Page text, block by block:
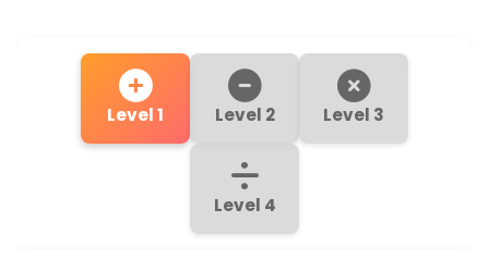
×
9
5
Level 1 Level 2 Level 3
Level 4